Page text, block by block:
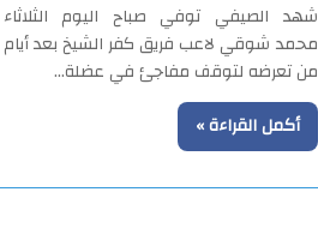
شهد الصيفي توفي صباح اليوم الثلاثاء
محمد شوقي لاعب فريق كفر الشيخ بعد أيام
من تعرضه لتوقف مفاجئ في عضلة…
أكمل القراءة »